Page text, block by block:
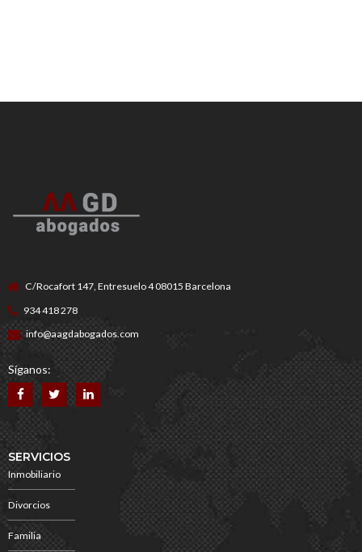
C/Rocafort 147, Entresuelo 4 08015 Barcelona
934 418 278
info@aagdabogados.com
Síganos:
SERVICIOS
Inmobiliario
Divorcios
Familia